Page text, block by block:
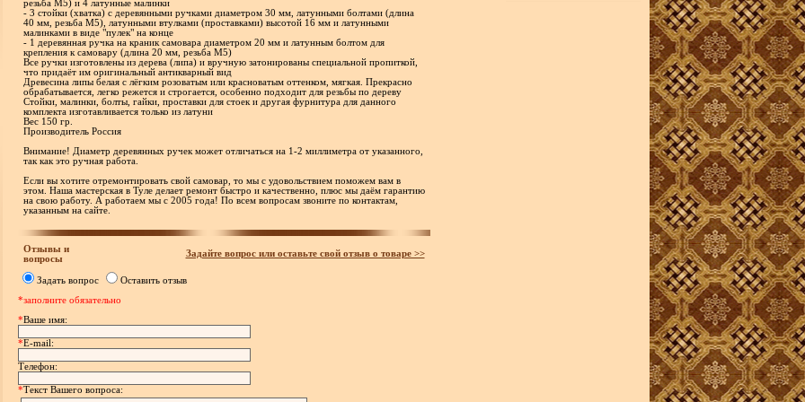
резьба М5) и 4 латунные малинки
- 3 стойки (хватка) с деревянными ручками диаметром 30 мм, латунными болтами (длина
40 мм, резьба М5), латунными втулками (проставками) высотой 16 мм и латунными
малинками в виде "пулек" на конце
- 1 деревянная ручка на краник самовара диаметром 20 мм и латунным болтом для
крепления к самовару (длина 20 мм, резьба М5)
Все ручки изготовлены из дерева (липа) и вручную затонированы специальной пропиткой,
что придаёт им оригинальный антикварный вид
Древесина липы белая с лёгким розоватым или красноватым оттенком, мягкая. Прекрасно
обрабатывается, легко режется и строгается, особенно подходит для резьбы по дереву
Стойки, малинки, болты, гайки, проставки для стоек и другая фурнитура для данного
комплекта изготавливается только из латуни
Вес 150 гр.
Производитель Россия
Внимание! Диаметр деревянных ручек может отличаться на 1-2 миллиметра от указанного,
так как это ручная работа.
Если вы хотите отремонтировать свой самовар, то мы с удовольствием поможем вам в
этом. Наша мастерская в Туле делает ремонт быстро и качественно, плюс мы даём гарантию
на свою работу. А работаем мы с 2005 года! По всем вопросам звоните по контактам,
указанным на сайте.
Отзывы и
вопросы
Задайте вопрос или оставьте свой отзыв о товаре >>
Задать вопрос
Оставить отзыв
*заполните обязательно
*Ваше имя:
*E-mail:
Телефон:
*Текст Вашего вопроса: